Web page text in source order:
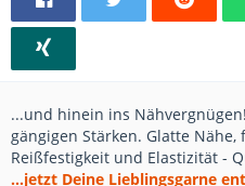
...und hinein ins Nähvergnügen!
gängigen Stärken. Glatte
Reißfestigkeit und Elastizität -
...jetzt Deine Lieblingsgarne